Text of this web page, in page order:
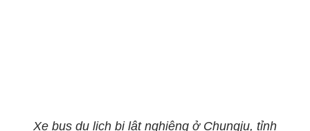
Xe bus du lịch bị lật nghiêng ở Chungju, tỉnh